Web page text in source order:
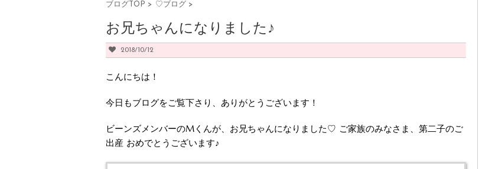
ブログTOP > ♡ブログ >
お兄ちゃんになりました♪
2018/10/12
こんにちは！
今日もブログをご覧下さり、ありがとうございます！
ビーンズメンバーのMくんが、お兄ちゃんになりました♡ ご家族のみなさま、第二子のご
出産 おめでとうございます♪